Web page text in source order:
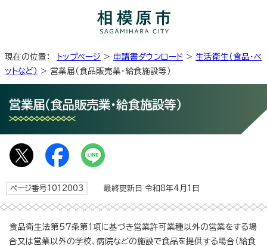
現在の位置： トップページ > 申請書ダウンロード > 生活衛生（食品・ペ
ットなど） > 営業届（食品販売業・給食施設等）
営業届（食品販売業・給食施設等）
ページ番号1012003 最終更新日 令和8年4月1日
食品衛生法第57条第1項に基づき営業許可業種以外の営業をする場
合又は営業以外の学校、病院などの施設で食品を提供する場合（給食